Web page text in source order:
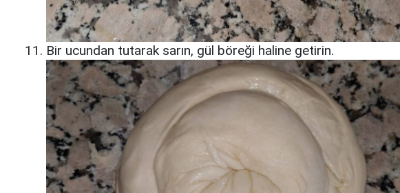
Bir ucundan tutarak sarın, gül böreği haline getirin.